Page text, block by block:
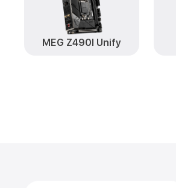
MEG Z490I Unify